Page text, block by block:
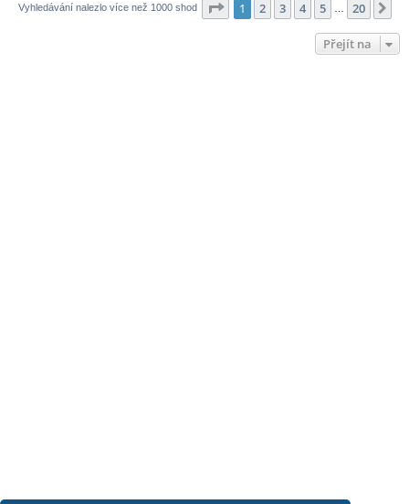
Vyhledávání nalezlo více než 1000 shod Stránka z 20
1 2 3 4 5 20
Přejít na